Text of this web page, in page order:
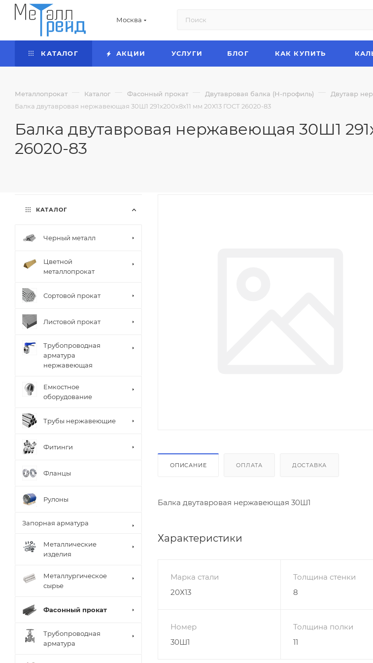
Москва
КАТАЛОГ АКЦИИ УСЛУГИ БЛОГ КАК КУПИТЬ
Металлопрокат — Каталог — Фасонный прокат — Двутавровая балка (Н-профиль) — Двутавр
Балка двутавровая нержавеющая 30Ш1 291х200х8х11 мм 20Х13 ГОСТ 26020-83
Балка двутавровая нержавеющая 30Ш1
26020-83
ОПИСАНИЕ ОПЛАТА ДОСТАВКА
Балка двутавровая нержавеющая 30Ш1
Характеристики
Марка стали
20Х13
Толщина стенки
8
Номер
30Ш1
Толщина полки
11
КАТАЛОГ
Черный металл
Цветной
металлопрокат
Сортовой прокат
Листовой прокат
Трубопроводная
арматура
нержавеющая
Емкостное
оборудование
Трубы нержавеющие
Фитинги
Фланцы
Рулоны
Запорная арматура
Металлические
изделия
Металлургическое
сырье
Фасонный прокат
Трубопроводная
арматура